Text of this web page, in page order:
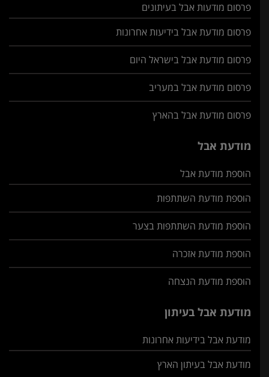
פרסום מודעות אבל בעיתונים
פרסום מודעת אבל בידיעות אחרונות
פרסום מודעת אבל בישראל היום
פרסום מודעת אבל במעריב
פרסום מודעת אבל בהארץ
מודעת אבל
הוספת מודעת אבל
הוספת מודעת השתתפות
הוספת מודעת השתתפות בצער
הוספת מודעת אזכרה
הוספת מודעת הנצחה
מודעת אבל בעיתון
מודעת אבל בידיעות אחרונות
מודעת אבל בעיתון הארץ